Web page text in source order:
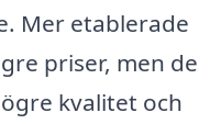
Mer etablerade
priser, men de
kvalitet och